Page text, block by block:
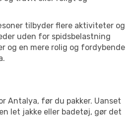
tilbyder flere aktiviteter og
uden for spidsbelastning
og en mere rolig og fordybende
Antalya, før du pakker. Uanset
let jakke eller badetøj, gør det